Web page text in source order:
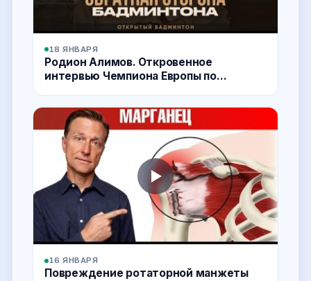
18 ЯНВАРЯ
Родион Алимов. Откровенное
интервью Чемпиона Европы по
16 ЯНВАРЯ
Повреждение ротаторной манжеты